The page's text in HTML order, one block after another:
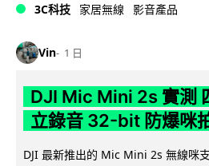
3C科技 家居無線 影音產品
Vin 1 日
DJI Mic Mini 2s 實測
立錄音 32-bit 防爆咪
DJI 最新推出的 Mic Mini 2s 無線咪